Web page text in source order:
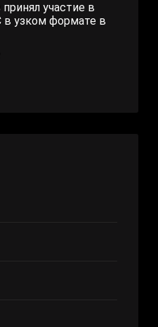
участие в
узком формате в